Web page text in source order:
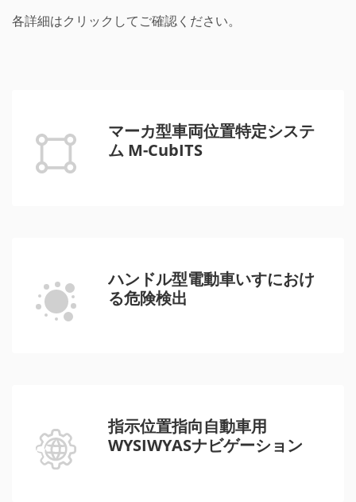
各詳細はクリックしてご確認ください。
マーカ型車両位置特定システ
ム M-CubITS
ハンドル型電動車いすにおけ
る危険検出
指示位置指向自動車用
WYSIWYASナビゲーション